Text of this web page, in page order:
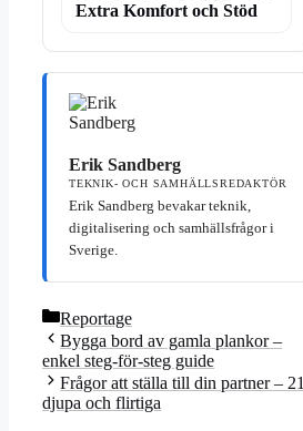
Extra Komfort och Stöd
Erik Sandberg
TEKNIK- OCH SAMHÄLLSREDAKTÖR
Erik Sandberg bevakar teknik,
digitalisering och samhällsfrågor i
Sverige.
Kategorier
Reportage
Bygga bord av gamla plankor –
enkel steg-för-steg guide
Frågor att ställa till din partner – 21
djupa och flirtiga